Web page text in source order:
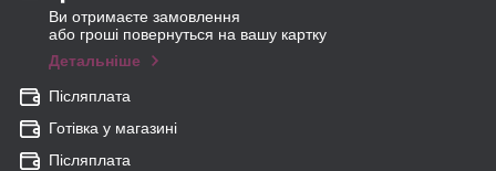
Ви отримаєте замовлення
або гроші повернуться на вашу картку
Детальніше
Післяплата
Готівка у магазині
Післяплата